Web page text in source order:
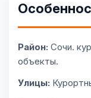
Район: Сочи.
объекты.
Улицы: